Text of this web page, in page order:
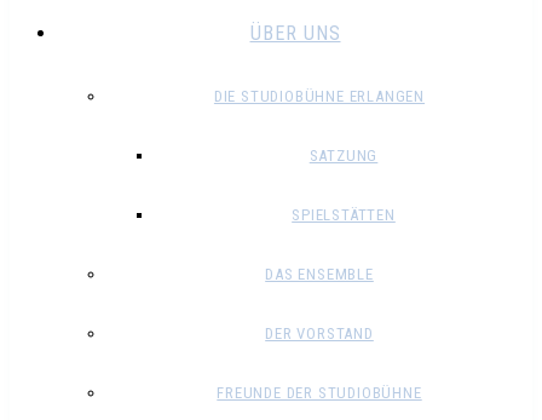
ÜBER UNS
DIE STUDIOBÜHNE ERLANGEN
SATZUNG
SPIELSTÄTTEN
DAS ENSEMBLE
DER VORSTAND
FREUNDE DER STUDIOBÜHNE